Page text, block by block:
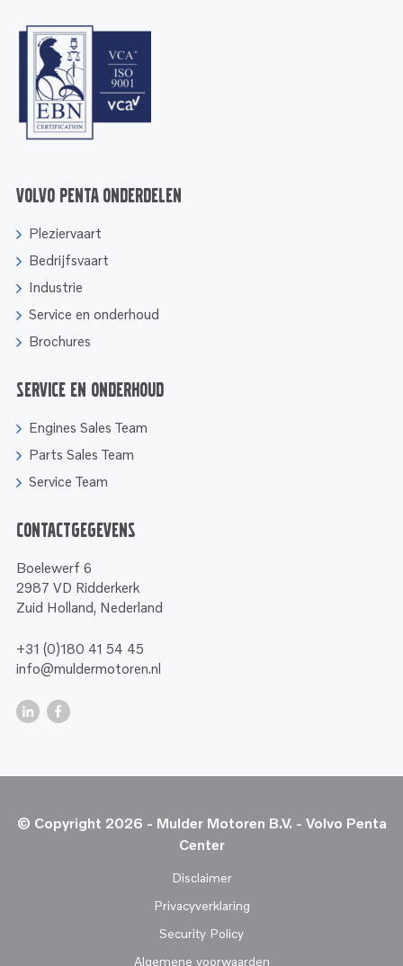
Volvo Penta onderdelen
Pleziervaart
Bedrijfsvaart
Industrie
Service en onderhoud
Brochures
Service en onderhoud
Engines Sales Team
Parts Sales Team
Service Team
Contactgegevens
Boelewerf 6
2987 VD Ridderkerk
Zuid Holland, Nederland
+31 (0)180 41 54 45
info@muldermotoren.nl
© Copyright 2026 - Mulder Motoren B.V. - Volvo Penta
Center
Disclaimer
Privacyverklaring
Security Policy
Algemene voorwaarden